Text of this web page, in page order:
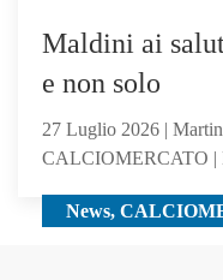
News,
Maldini ai
e non solo
27 Luglio 2026 |
CALCIOMERCATO |